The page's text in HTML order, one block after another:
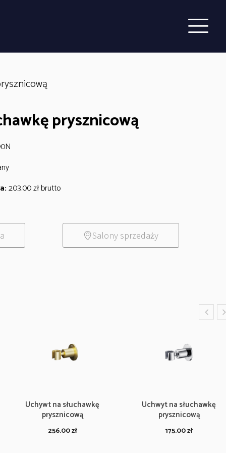
prysznicową
203.00złbrutto
Salony sprzedaży
Uchywt na słuchawkę
prysznicową
256.00zł
Uchwyt na słuchawkę
prysznicową
175.00zł